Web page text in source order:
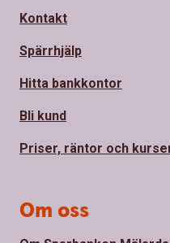
Kontakt
Spärrhjälp
Hitta bankkontor
Bli kund
Priser, räntor och
Om oss